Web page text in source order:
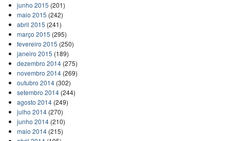
junho 2015 (201)
maio 2015 (242)
abril 2015 (241)
março 2015 (295)
fevereiro 2015 (250)
janeiro 2015 (189)
dezembro 2014(275)
novembro 2014(269)
outubro 2014(302)
setembro 2014(244)
agosto 2014(249)
julho 2014(270)
junho 2014(210)
maio 2014(215)